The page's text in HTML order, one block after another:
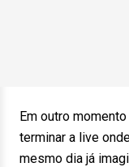
Em outro
terminar a live
mesmo dia já